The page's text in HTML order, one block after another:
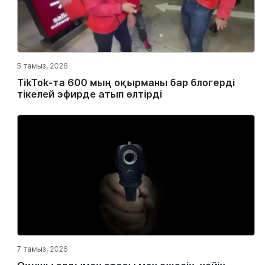
5 тамыз, 2026
TikTok-та 600 мың оқырманы бар блогерді
тікелей эфирде атып өлтірді
7 тамыз, 2026